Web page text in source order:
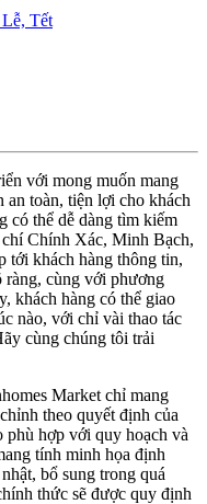
Tết
với mong muốn mang
an toàn, tiện lợi cho khách
có thể dễ dàng tìm kiếm
Chính Xác, Minh Bạch,
tới khách hàng thông tin,
ràng, cùng với phương
khách hàng có thể giao
nào, với chỉ vài thao tác
cùng chúng tôi trải
Market chỉ mang
theo quyết định của
hợp với quy hoạch và
tính minh họa định
bổ sung trong quá
thức sẽ được quy định